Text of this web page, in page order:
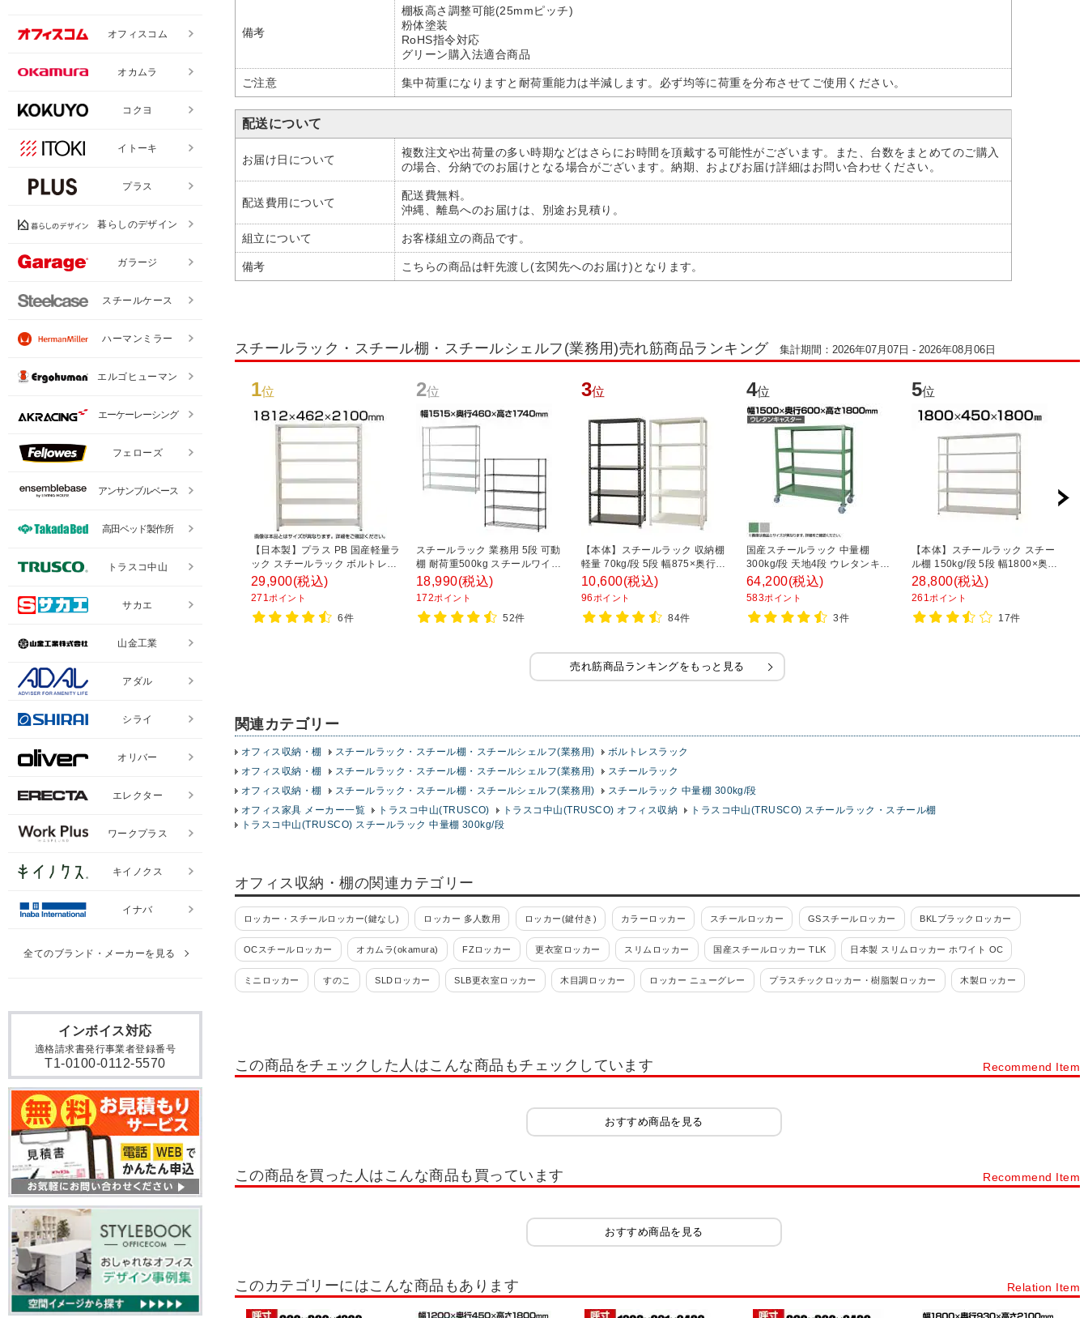
備考
棚板高さ調整可能(25mmピッチ)
粉体塗装
RoHS指令対応
グリーン購入法適合商品
ご注意 集中荷重になりますと耐荷重能力は半減します。必ず均等に荷重を分布させてご使用ください。
配送について
お届け日について
複数注文や出荷量の多い時期などはさらにお時間を頂戴する可能性がございます。また、台数をまとめてのご購入
の場合、分納でのお届けとなる場合がございます。納期、およびお届け詳細はお問い合わせください。
配送費用について
配送費無料。
沖縄、離島へのお届けは、別途お見積り。
組立について お客様組立の商品です。
備考 こちらの商品は軒先渡し(玄関先へのお届け)となります。
スチールラック・スチール棚・スチールシェルフ(業務用)売れ筋商品ランキング 集計期間：2026年07月07日 - 2026年08月06日
1位
【日本製】プラス PB 国産軽量ラ
ック スチールラック ボルトレス
耐荷重150kg/段 天地6段 幅
1812×奥行462×高さ2100mm ス
チール棚 スチールシェルフ 収納
棚 オープンラック 収納ラック
29,900(税込)
271ポイント
6件
2位
スチールラック 業務用 5段 可動
棚 耐荷重500kg スチールワイヤ
ーラック シェルゴ 幅1515×奥行
460×高さ1740mm
18,990(税込)
172ポイント
52件
3位
【本体】スチールラック 収納棚
軽量 70kg/段 5段 幅875×奥行
450×高さ1800mm 【ホワイト・
ブラック】
10,600(税込)
96 ポイント
84件
4位
国産スチールラック 中量棚
300kg/段 天地4段 ウレタンキャ
スター付き 収納棚 スチール棚 幅
1500×奥行600×高さ1800mm キ
ャスター直径150×高さ200mm
64,200(税込)
583ポイント
3件
5位
【本体】スチールラック スチー
ル棚 150kg/段 5段 幅1800×奥行
450×高さ1800mm
28,800(税込)
261ポイント
17件
売れ筋商品ランキングをもっと見る
関連カテゴリー
オフィス収納・棚 スチールラック・スチール棚・スチールシェルフ(業務用)
ボルトレスラック
オフィス収納・棚
スチールラック・スチール棚・スチールシェルフ(業務用)
スチールラック
オフィス収納・棚
スチールラック・スチール棚・スチールシェルフ(業務用)
スチールラック 中量棚 300kg/段
オフィス家具 メーカー一覧
トラスコ中山(TRUSCO) トラスコ中山(TRUSCO) オフィス収納
トラスコ中山(TRUSCO) スチールラック・スチール棚
トラスコ中山(TRUSCO) スチールラック 中量棚 300kg/段
オフィス収納・棚の関連カテゴリー
ロッカー・スチールロッカー(鍵なし) ロッカー 多人数用 ロッカー(鍵付き) カラーロッカー スチールロッカー GSスチールロッカー BKLブラックロッカー
OCスチールロッカー オカムラ(okamura) FZロッカー 更衣室ロッカー スリムロッカー 国産スチールロッカー TLK 日本製 スリムロッカー ホワイト OC
ミニロッカー すのこ SLDロッカー SLB更衣室ロッカー 木目調ロッカー ロッカー ニューグレー プラスチックロッカー・樹脂製ロッカー 木製ロッカー
ロッカー 10人用 ロッカー 12人用 ロッカー 多人数用 ロッカーホワイト系(白)
木製キャビネット・木製ラック・木製書庫 役員用家具 扉タイプから探す
シューズボックス オープンタイプ 可動棚
シューズボックス 24人用～30人用 シューズボックス 32人用
この商品をチェックした人はこんな商品もチェックしています Recommend Item
おすすめ商品を見る
この商品を買った人はこんな商品も買っています Recommend Item
おすすめ商品を見る
このカテゴリーにはこんな商品もあります Relation Item
インボイス対応
適格請求書発行事業者登録番号
T1-0100-0112-5570
オフィスコム
オカムラ
コクヨ
イトーキ
プラス
暮らしのデザイン
ガラージ
スチールケース
ハーマンミラー
エルゴヒューマン
エーケーレーシング
フェローズ
アンサンブルベース
高田ベッド製作所
トラスコ中山
サカエ
山金工業
アダル
シライ
オリバー
エレクター
ワークプラス
キイノクス
イナバ
全てのブランド・メーカーを見る